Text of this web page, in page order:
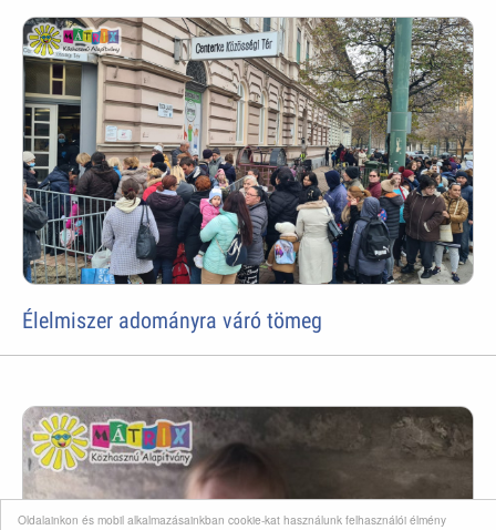
Oldalainkon és mobil alkalmazásainkban cookie-kat használunk felhasználói élmény
Élelmiszer adományra váró tömeg